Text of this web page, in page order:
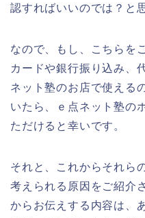
認すればいいのでは？と
なので、もし、こちらを
カードや銀行振り込み、
ネット塾のお店で使える
いたら、ｅ点ネット塾の
ただけると幸いです。
それと、これからそれら
考えられる原因をご紹介
からお伝えする内容は、